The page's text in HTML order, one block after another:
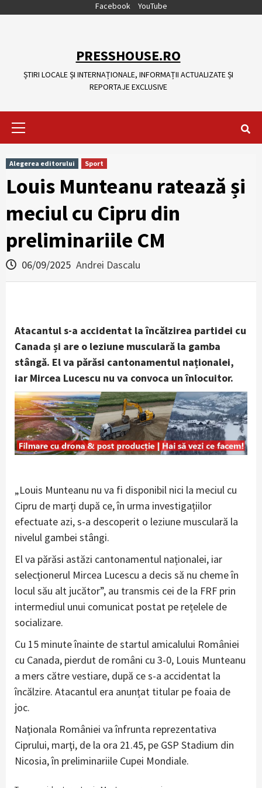
Facebook YouTube
PRESSHOUSE.RO
ȘTIRI LOCALE ȘI INTERNAȚIONALE, INFORMAȚII ACTUALIZATE ȘI
REPORTAJE EXCLUSIVE
Alegerea editorului Sport
Louis Munteanu ratează și
meciul cu Cipru din
preliminariile CM
06/09/2025 Andrei Dascalu
Atacantul s-a accidentat la încălzirea partidei cu
Canada și are o leziune musculară la gamba
stângă. El va părăsi cantonamentul naționalei,
iar Mircea Lucescu nu va convoca un înlocuitor.
„Louis Munteanu nu va fi disponibil nici la meciul cu
Cipru de marți după ce, în urma investigațiilor
efectuate azi, s-a descoperit o leziune musculară la
nivelul gambei stângi.
El va părăsi astăzi cantonamentul naționalei, iar
selecționerul Mircea Lucescu a decis să nu cheme în
locul său alt jucător”, au transmis cei de la FRF prin
intermediul unui comunicat postat pe rețelele de
socializare.
Cu 15 minute înainte de startul amicalului României
cu Canada, pierdut de români cu 3-0, Louis Munteanu
a mers către vestiare, după ce s-a accidentat la
încălzire. Atacantul era anunțat titular pe foaia de
joc.
Naţionala României va înfrunta reprezentativa
Ciprului, marţi, de la ora 21.45, pe GSP Stadium din
Nicosia, în preliminariile Cupei Mondiale.